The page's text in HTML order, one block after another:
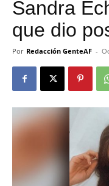
Sandra
que dio
Por Redacción GenteAF -